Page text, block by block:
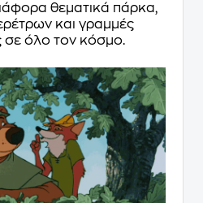
θεματικά πάρκα,
και γραμμές
σε όλο τον κόσμο.